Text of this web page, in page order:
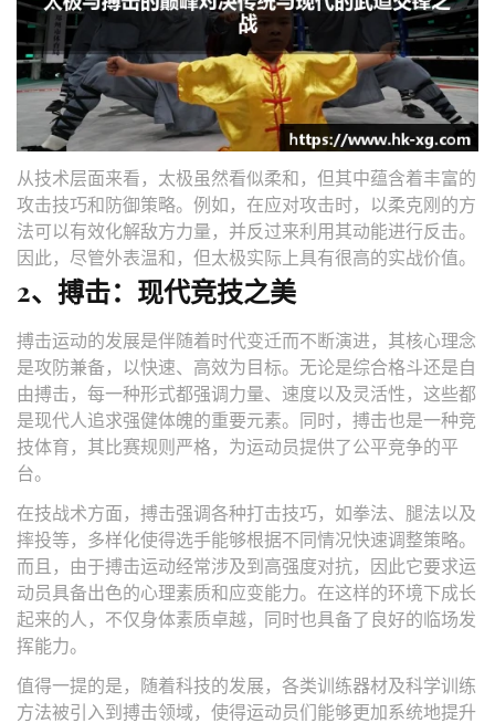
从技术层面来看，太极虽然看似柔和，但其中蕴含着丰富的
攻击技巧和防御策略。例如，在应对攻击时，以柔克刚的方
法可以有效化解敌方力量，并反过来利用其动能进行反击。
因此，尽管外表温和，但太极实际上具有很高的实战价值。
2、搏击：现代竞技之美
搏击运动的发展是伴随着时代变迁而不断演进，其核心理念
是攻防兼备，以快速、高效为目标。无论是综合格斗还是自
由搏击，每一种形式都强调力量、速度以及灵活性，这些都
是现代人追求强健体魄的重要元素。同时，搏击也是一种竞
技体育，其比赛规则严格，为运动员提供了公平竞争的平
台。
在技战术方面，搏击强调各种打击技巧，如拳法、腿法以及
摔投等，多样化使得选手能够根据不同情况快速调整策略。
而且，由于搏击运动经常涉及到高强度对抗，因此它要求运
动员具备出色的心理素质和应变能力。在这样的环境下成长
起来的人，不仅身体素质卓越，同时也具备了良好的临场发
挥能力。
值得一提的是，随着科技的发展，各类训练器材及科学训练
方法被引入到搏击领域，使得运动员们能够更加系统地提升